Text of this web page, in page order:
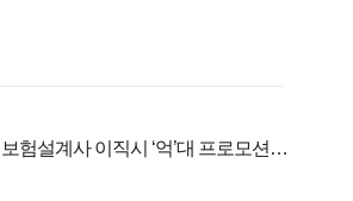
보험설계사 이직시 ‘억’대 프로모션!